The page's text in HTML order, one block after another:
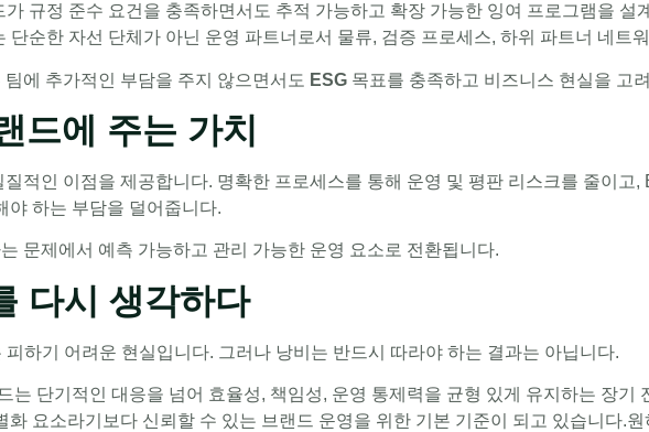
규정 준수 요건을 충족하면서도 추적 가능하고 확장 가능한 잉여 프로그램을
단순한 자선 단체가 아닌 운영 파트너로서 물류, 검증 프로세스, 하위 파트너 네트
에 추가적인 부담을 주지 않으면서도 ESG 목표를 충족하고 비즈니스 현실을 고
드에 주는 가치
적인 이점을 제공합니다. 명확한 프로세스를 통해 운영 및 평판 리스크를 줄이고
야 하는 부담을 덜어줍니다.
문제에서 예측 가능하고 관리 가능한 운영 요소로 전환됩니다.
다시 생각하다
피하기 어려운 현실입니다. 그러나 낭비는 반드시 따라야 하는 결과는 아닙니다.
는 단기적인 대응을 넘어 효율성, 책임성, 운영 통제력을 균형 있게 유지하는 장
요소라기보다 신뢰할 수 있는 브랜드 운영을 위한 기본 기준이 되고 있습니다.